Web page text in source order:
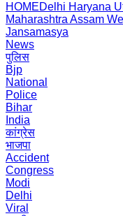
HOMEDelhi Haryana
Maharashtra Assam
Jansamasya
News
पुलिस
Bjp
National
Police
Bihar
India
कांग्रेस
भाजपा
Accident
Congress
Modi
Delhi
Viral